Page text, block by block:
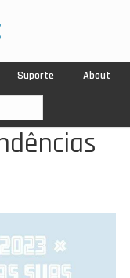
Suporte About